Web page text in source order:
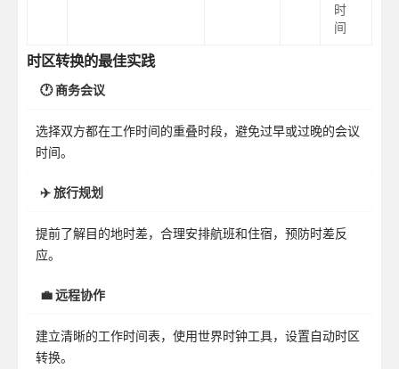
时
间
时区转换的最佳实践
🕐 商务会议
选择双方都在工作时间的重叠时段，避免过早或过晚的会议
时间。
✈️ 旅行规划
提前了解目的地时差，合理安排航班和住宿，预防时差反
应。
💼 远程协作
建立清晰的工作时间表，使用世界时钟工具，设置自动时区
转换。